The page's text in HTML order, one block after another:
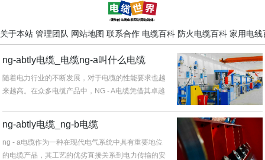
关于本站 管理团队 网站地图 联系合作 电缆百科 防火电缆百科 家用电线
ng-abtly电缆_电缆ng-a叫什么电缆
随着电力行业的不断发展，对于电缆的性能要求也越
来越高。在众多电缆产品中，NG - A电缆凭借其卓越
ng-abtly电缆_ng-b电缆
ng - a电缆作为一种在现代电气系统中具有重要地位
的电缆产品，其工艺的优劣直接关系到电力传输的安